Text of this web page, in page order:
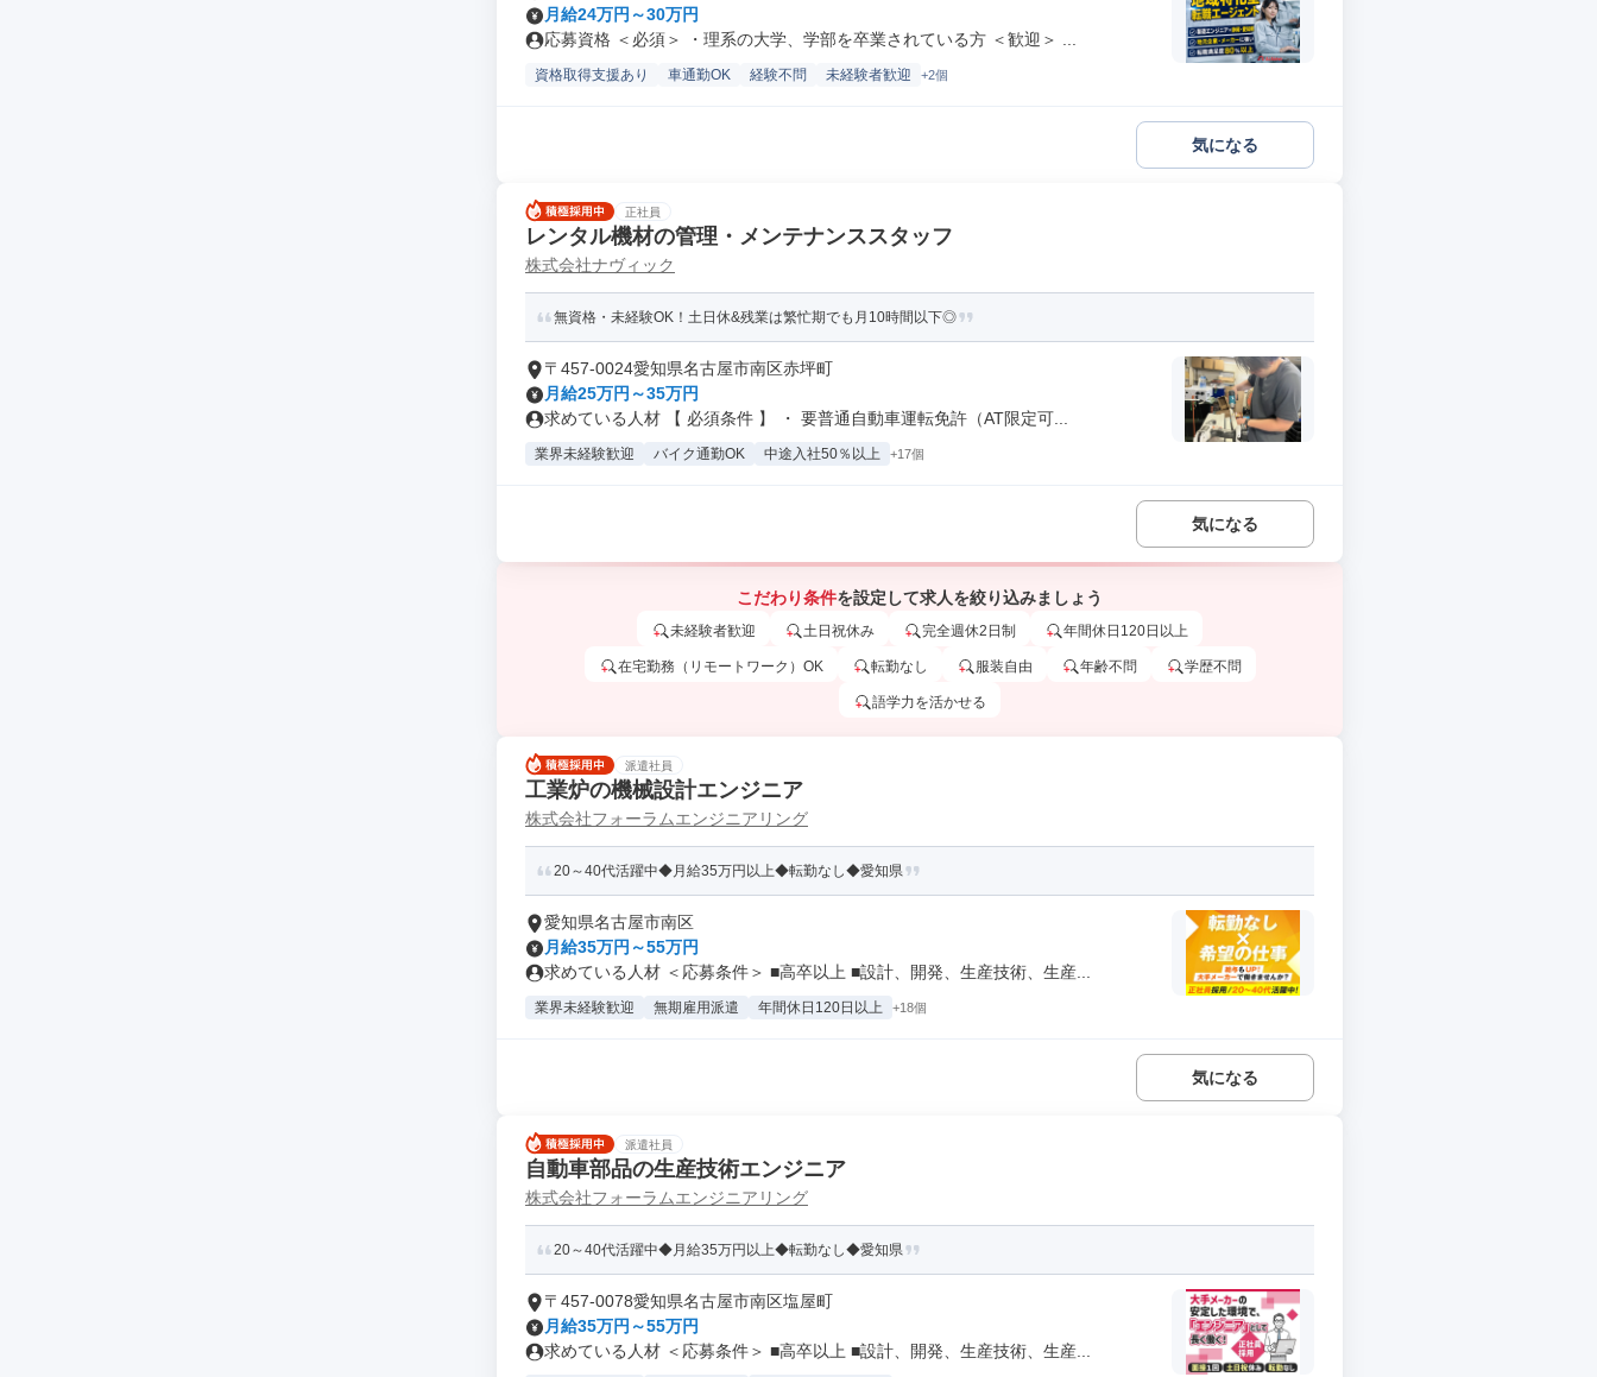
月給24万円～30万円
応募資格 ＜必須＞ ・理系の大学、学部を卒業されている方 ＜歓迎＞ ...
資格取得支援あり 車通勤OK 経験不問 未経験者歓迎 +2個
気になる
正社員
レンタル機材の管理・メンテナンススタッフ
株式会社ナヴィック
無資格・未経験OK！土日休&残業は繁忙期でも月10時間以下◎
〒457-0024愛知県名古屋市南区赤坪町
月給25万円～35万円
求めている人材 【 必須条件 】 ・ 要普通自動車運転免許（AT限定可...
業界未経験歓迎 バイク通勤OK 中途入社50％以上 +17個
気になる
こだわり条件を設定して求人を絞り込みましょう
未経験者歓迎 土日祝休み 完全週休2日制 年間休日120日以上
在宅勤務（リモートワーク）OK 転勤なし 服装自由 年齢不問 学歴不問
語学力を活かせる
派遣社員
工業炉の機械設計エンジニア
株式会社フォーラムエンジニアリング
20～40代活躍中◆月給35万円以上◆転勤なし◆愛知県
愛知県名古屋市南区
月給35万円～55万円
求めている人材 ＜応募条件＞ ■高卒以上 ■設計、開発、生産技術、生産...
業界未経験歓迎 無期雇用派遣 年間休日120日以上 +18個
気になる
派遣社員
自動車部品の生産技術エンジニア
株式会社フォーラムエンジニアリング
20～40代活躍中◆月給35万円以上◆転勤なし◆愛知県
〒457-0078愛知県名古屋市南区塩屋町
月給35万円～55万円
求めている人材 ＜応募条件＞ ■高卒以上 ■設計、開発、生産技術、生産...